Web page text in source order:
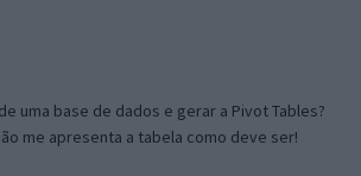
uma base de dados e gerar a Pivot Tables?
me apresenta a tabela como deve ser!